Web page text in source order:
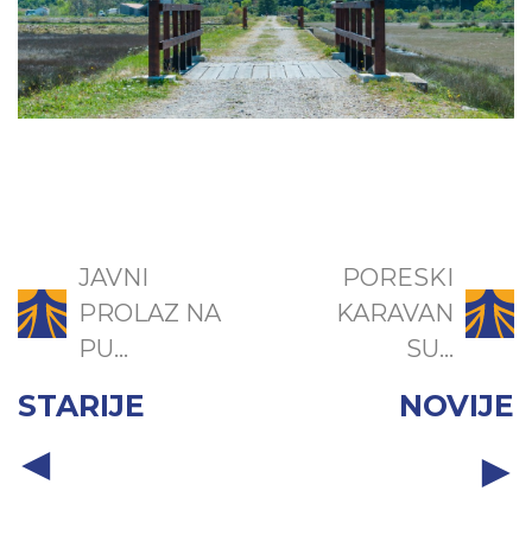
JAVNI
PROLAZ NA
PU...
STARIJE
PORESKI
KARAVAN
SU...
NOVIJE